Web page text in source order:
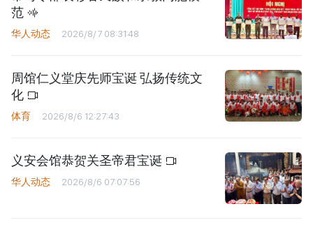
范
华人动态 2026/8/7 08:31:48
周馆仁义堂庆先师宝诞 弘扬传统文
化
体育 2026/8/6 12:27:43
义安会馆恭贺关圣帝君宝诞
华人动态 2026/8/6 07:07:56